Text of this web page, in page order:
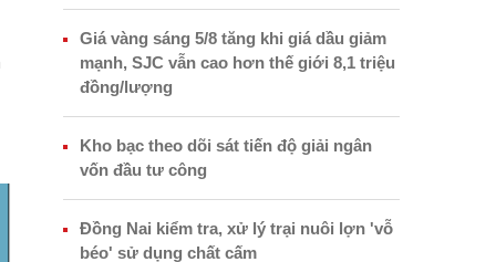
Giá vàng sáng 5/8 tăng khi giá dầu giảm
mạnh, SJC vẫn cao hơn thế giới 8,1 triệu
đồng/lượng
Kho bạc theo dõi sát tiến độ giải ngân
vốn đầu tư công
Đồng Nai kiểm tra, xử lý trại nuôi lợn 'vỗ
béo' sử dụng chất cấm